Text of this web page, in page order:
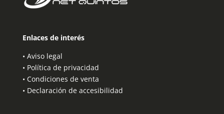
Enlaces de interés
• Aviso legal
• Política de privacidad
• Condiciones de venta
• Declaración de accesibilidad